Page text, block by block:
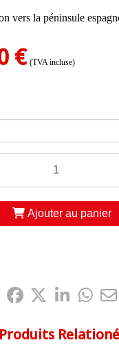
vers la péninsule
€ (TVA incluse)
Ajouter au panier
Produits